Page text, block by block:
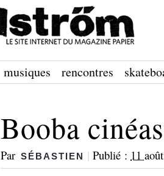
musiques rencontres
Booba
Par SÉBASTIEN | Publié : 11